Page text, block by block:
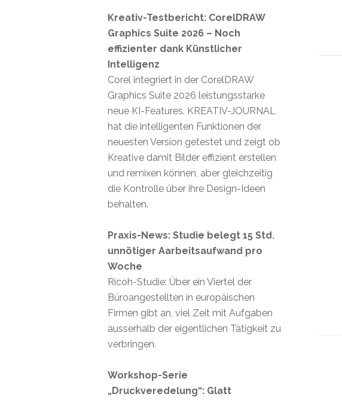
Kreativ-Testbericht: CorelDRAW
Graphics Suite 2026 – Noch
effizienter dank Künstlicher
Intelligenz
Corel integriert in der CorelDRAW
Graphics Suite 2026 leistungsstarke
neue KI-Features. KREATIV-JOURNAL
hat die intelligenten Funktionen der
neuesten Version getestet und zeigt ob
Kreative damit Bilder effizient erstellen
und remixen können, aber gleichzeitig
die Kontrolle über ihre Design-Ideen
behalten.
Praxis-News: Studie belegt 15 Std.
unnötiger Aarbeitsaufwand pro
Woche
Ricoh-Studie: Über ein Viertel der
Büroangestellten in europäischen
Firmen gibt an, viel Zeit mit Aufgaben
ausserhalb der eigentlichen Tätigkeit zu
verbringen.
Workshop-Serie
„Druckveredelung“: Glatt